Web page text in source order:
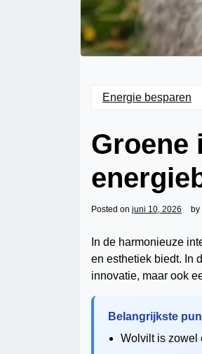
Energie besparen
Groene
Posted on juni 10, 2026 by
In de harmonieuze
en esthetiek biedt. In
innovatie, maar ook
Belangrijkste
Wolvilt is zowel